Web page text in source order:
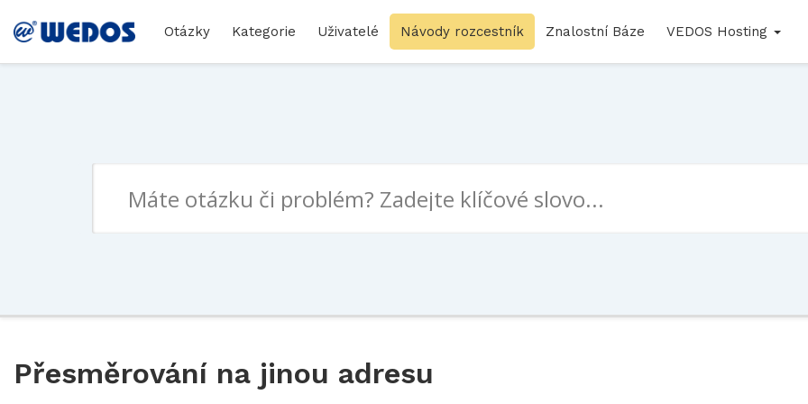
Otázky Kategorie Uživatelé Návody rozcestník Znalostní Báze VEDOS Hosting
Přesměrování na jinou adresu